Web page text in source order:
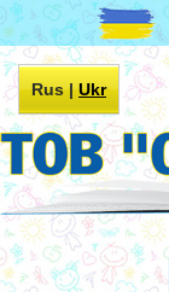
Rus|Ukr